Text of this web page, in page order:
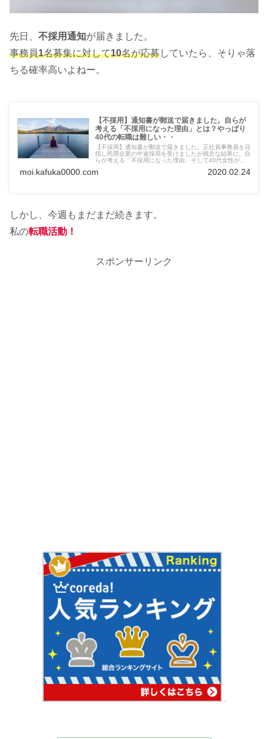
先日、 不採用通知が届きました。
事務員1名募集に対して10名が応募していたら、そりゃ落
ちる確率高いよねー。
【不採用】通知書が郵送で届きました。自らが
考える「不採用になった理由」とは？やっぱり
40代の転職は難しい・・
【不採用】通知書が郵送で届きました。正社員事務員を目
指し民間企業の中途採用を受けましたが残念な結果に。自
らが考える「不採用になった理由」そして40代女性が採
す40代の方、是非よんで下さい。
moi.kafuka0000.com 2020.02.24
しかし、今週もまだまだ続きます。
私の転職活動！
スポンサーリンク